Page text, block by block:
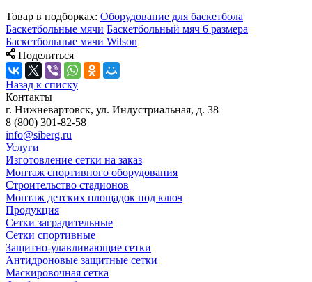
Товар в подборках: Оборудование для баскетбола
Баскетбольные мячи Баскетбольный мяч 6 размера
Баскетбольные мячи Wilson
Поделиться
Назад к списку
Контакты
г. Нижневартовск, ул. Индустриальная, д. 38
8 (800) 301-82-58
info@siberg.ru
Услуги
Изготовление сетки на заказ
Монтаж спортивного оборудования
Строительство стадионов
Монтаж детских площадок под ключ
Продукция
Сетки заградительные
Сетки спортивные
Защитно-улавливающие сетки
Антидроновые защитные сетки
Маскировочная сетка